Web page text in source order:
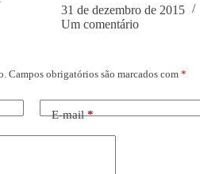
31 de dezembro de 2015
Um comentário
Campos obrigatórios são marcados com *
E-mail*